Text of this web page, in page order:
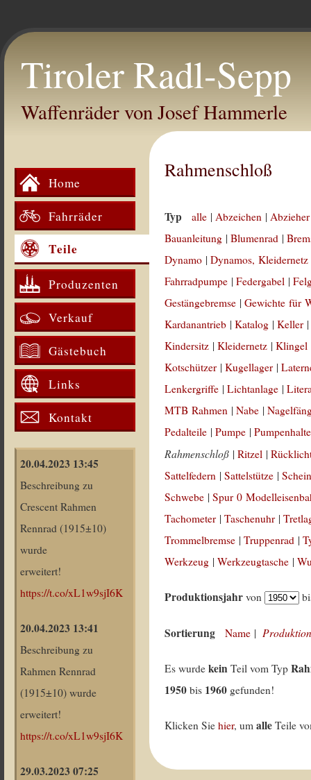
Tiroler Radl-Sepp
Waffenräder von Josef Hammerle
Home
Fahrräder
Teile
Produzenten
Verkauf
Gästebuch
Links
Kontakt
20.04.2023 13:45
Beschreibung zu
Crescent Rahmen
Rennrad (1915±10)
wurde
erweitert!
https://t.co/xL1w9sjI6K
20.04.2023 13:41
Beschreibung zu
Rahmen Rennrad
(1915±10) wurde
erweitert!
https://t.co/xL1w9sjI6K
29.03.2023 07:25
Rahmenschloß
Typ alle |Abzeichen |
Bauanleitung |Blumenrad |
Dynamo |Dynamos, Kleidernetz
Fahrradpumpe |Federgabel |
Gestängebremse |Gewichte für
Kardanantrieb |Katalog |Keller
Kindersitz |Kleidernetz |Klingel
Kotschützer |Kugellager |
Lenkergriffe |Lichtanlage |
MTB Rahmen |Nabe |
Pedalteile |Pumpe |
Rahmenschloß |Ritzel |
Sattelfedern |Sattelstütze |
Schwebe |Spur 0
Tachometer |Taschenuhr |
Trommelbremse |Truppenrad |
Werkzeug |Werkzeugtasche |
Produktionsjahr von
Sortierung Name |
Es wurdekein Teil vom Typ
1950 bis 1960 gefunden!
Klicken Siehier, umalle Teile